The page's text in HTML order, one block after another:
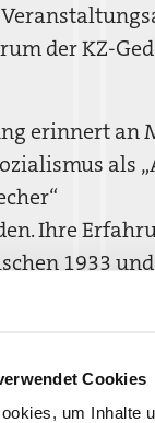
Cookies
um Inhalte
der KZ-
erinnert an
als
Ihre
1933
Polizei
werden